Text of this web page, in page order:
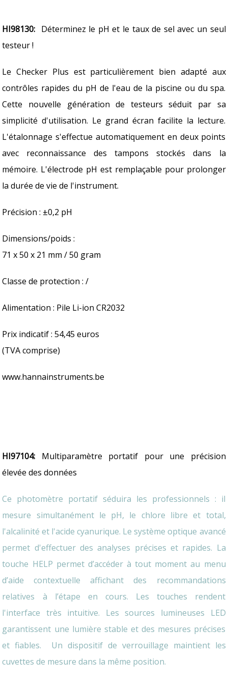
HI98130: Déterminez le pH et le taux de sel avec un seul
testeur !
Le Checker Plus est particulièrement bien adapté aux
contrôles rapides du pH de l'eau de la piscine ou du spa.
Cette nouvelle génération de testeurs séduit par sa
simplicité d'utilisation. Le grand écran facilite la lecture.
L'étalonnage s'effectue automatiquement en deux points
avec reconnaissance des tampons stockés dans la
mémoire. L'électrode pH est remplaçable pour prolonger
la durée de vie de l'instrument.
Précision : ±0,2 pH
Dimensions/poids :
71 x 50 x 21 mm / 50 gram
Classe de protection : /
Alimentation : Pile Li-ion CR2032
Prix indicatif : 54,45 euros
(TVA comprise)
www.hannainstruments.be
HI97104: Multiparamètre portatif pour une précision
élevée des données
Ce photomètre portatif séduira les professionnels : il
mesure simultanément le pH, le chlore libre et total,
l'alcalinité et l'acide cyanurique. Le système optique avancé
permet d'effectuer des analyses précises et rapides. La
touche HELP permet d’accéder à tout moment au menu
d’aide contextuelle affichant des recommandations
relatives à l’étape en cours. Les touches rendent
l'interface très intuitive. Les sources lumineuses LED
garantissent une lumière stable et des mesures précises
et fiables.
Un dispositif de verrouillage maintient les
cuvettes de mesure dans la même position.